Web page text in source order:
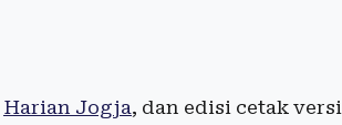
Harian Jogja, dan edisi cetak